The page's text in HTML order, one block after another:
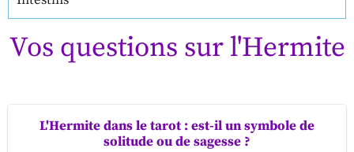
Vos questions sur l'Hermite
L'Hermite dans le tarot : est-il un symbole de
solitude ou de sagesse ?